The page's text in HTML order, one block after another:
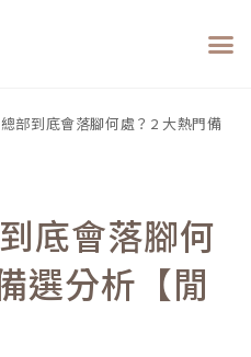
部到底會落腳何處？2 大熱門備
底會落腳何
選分析【閒